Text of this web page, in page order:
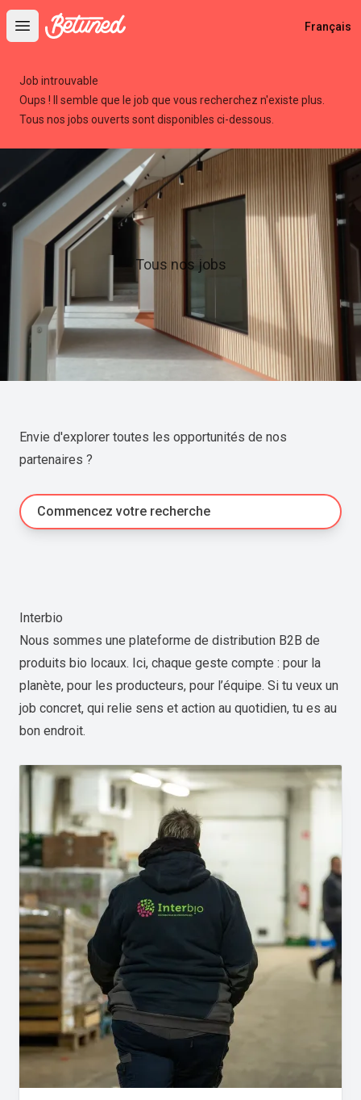
Open main menu
Betuned Français
Job introuvable
Oups ! Il semble que le job que vous recherchez n'existe plus.
Tous nos jobs ouverts sont disponibles ci-dessous.
Tous nos jobs
Envie d'explorer toutes les opportunités de nos
partenaires ?
Commencez votre recherche
Interbio
Nous sommes une plateforme de distribution B2B de
produits bio locaux. Ici, chaque geste compte : pour la
planète, pour les producteurs, pour l’équipe. Si tu veux un
job concret, qui relie sens et action au quotidien, tu es au
bon endroit.